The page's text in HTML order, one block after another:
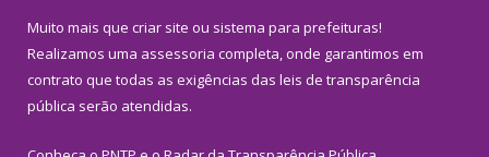
Muito mais que criar site ou sistema para prefeituras!
Realizamos uma assessoria completa, onde garantimos em
contrato que todas as exigências das leis de transparência
pública serão atendidas.